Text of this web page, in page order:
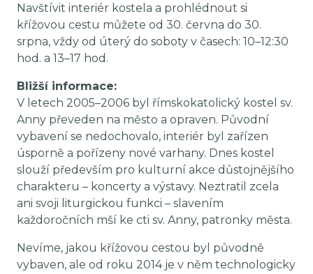
Navštívit interiér kostela a prohlédnout si
křížovou cestu můžete od 30. června do 30.
srpna, vždy od úterý do soboty v časech: 10–12:30
hod. a 13–17 hod.
Bližší informace:
V letech 2005–2006 byl římskokatolický kostel sv.
Anny převeden na město a opraven. Původní
vybavení se nedochovalo, interiér byl zařízen
úsporně a pořízeny nové varhany. Dnes kostel
slouží především pro kulturní akce důstojnějšího
charakteru – koncerty a výstavy. Neztratil zcela
ani svoji liturgickou funkci – slavením
každoročních mší ke cti sv. Anny, patronky města.
Nevíme, jakou křížovou cestou byl původně
vybaven, ale od roku 2014 je v něm technologicky